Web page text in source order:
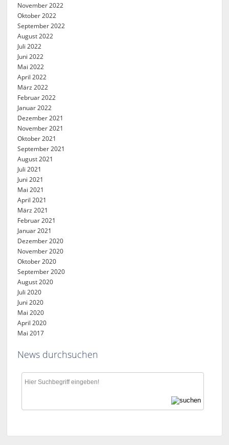
November 2022
Oktober 2022
September 2022
August 2022
Juli 2022
Juni 2022
Mai 2022
April 2022
März 2022
Februar 2022
Januar 2022
Dezember 2021
November 2021
Oktober 2021
September 2021
August 2021
Juli 2021
Juni 2021
Mai 2021
April 2021
März 2021
Februar 2021
Januar 2021
Dezember 2020
November 2020
Oktober 2020
September 2020
August 2020
Juli 2020
Juni 2020
Mai 2020
April 2020
Mai 2017
News durchsuchen